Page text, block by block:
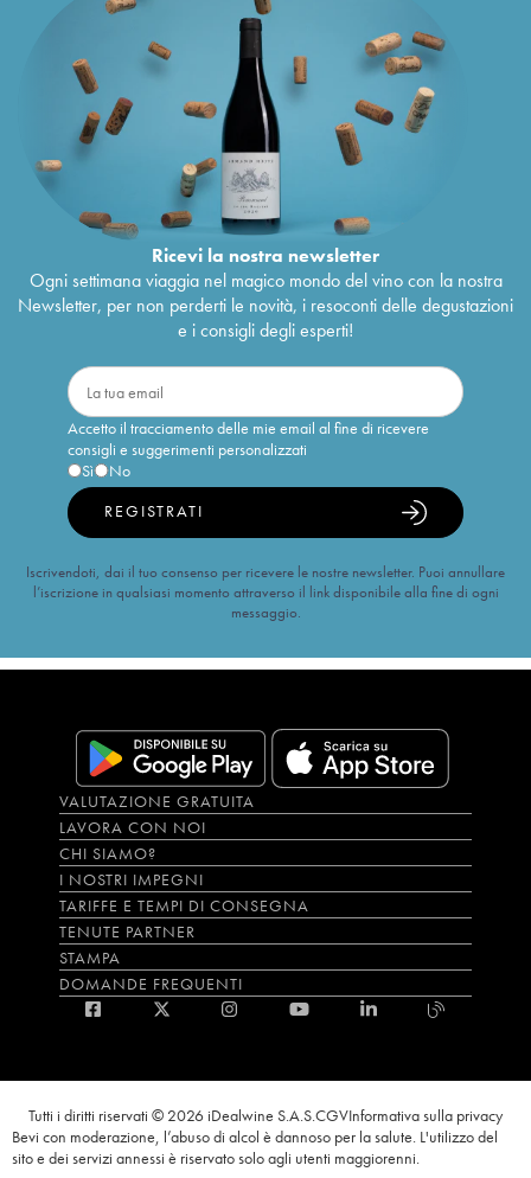
Ricevi la nostra newsletter
Ogni settimana viaggia nel magico mondo del vino con la nostra
Newsletter, per non perderti le novità, i resoconti delle degustazioni
e i consigli degli esperti!
Accetto il tracciamento delle mie email al fine di ricevere
consigli e suggerimenti personalizzati
Sì
No
REGISTRATI
Iscrivendoti, dai il tuo consenso per ricevere le nostre newsletter. Puoi annullare
l’iscrizione in qualsiasi momento attraverso il link disponibile alla fine di ogni
messaggio.
VALUTAZIONE GRATUITA
LAVORA CON NOI
CHI SIAMO?
I NOSTRI IMPEGNI
TARIFFE E TEMPI DI CONSEGNA
TENUTE PARTNER
STAMPA
DOMANDE FREQUENTI
Tutti i diritti riservati © 2026 iDealwine S.A.S.CGVInformativa sulla privacy
Bevi con moderazione, l’abuso di alcol è dannoso per la salute. L'utilizzo del
sito e dei servizi annessi è riservato solo agli utenti maggiorenni.